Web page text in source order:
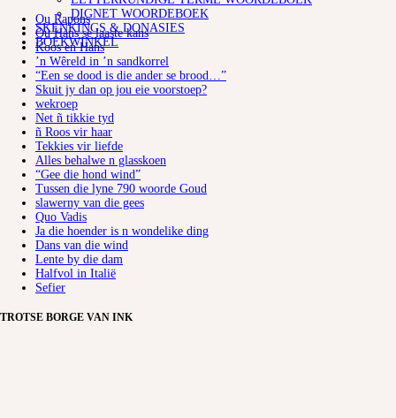
DIGNET WOORDEBOEK
SKENKINGS & DONASIES
BOEKWINKEL
Ou Rapons
Ou Hans se laaste kans
Koos en Hans
’n Wêreld in ’n sandkorrel
“Een se dood is die ander se brood…”
Skuit jy dan op jou eie voorstoep?
wekroep
Net ñ tikkie tyd
ñ Roos vir haar
Tekkies vir liefde
Alles behalwe n glasskoen
“Gee die hond wind”
Tussen die lyne 790 woorde Goud
slawerny van die gees
Quo Vadis
Ja die hoender is n wondelike ding
Dans van die wind
Lente by die dam
Halfvol in Italië
Sefier
TROTSE BORGE VAN INK